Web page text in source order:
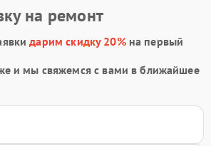
на ремонт
дарим скидку 20%на первый
и мы свяжемся с вами в ближайшее